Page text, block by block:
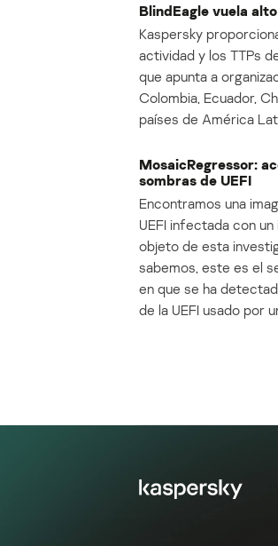
BlindEagle vuela
Kaspersky
actividad y los TTPs
que apunta a
Colombia, Ecuador,
países de América
MosaicRegressor:
sombras de UEFI
Encontramos una
UEFI infectada con
objeto de esta
sabemos, este es el
en que se ha
de la UEFI usado por